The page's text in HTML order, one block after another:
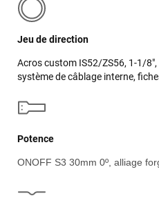
Jeu de direction
Acros custom IS52/ZS56, 1-1/
système de câblage interne,
Potence
ONOFF S3 30mm 0º, alliage